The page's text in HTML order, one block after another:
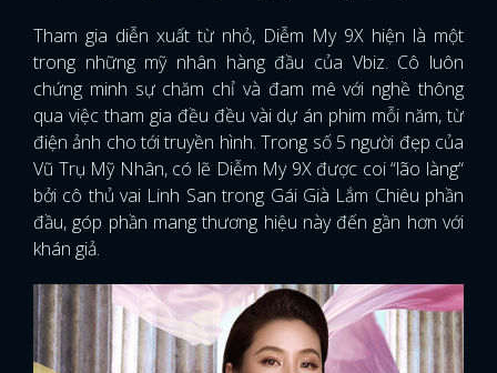
Tham gia diễn xuất từ nhỏ, Diễm My 9X hiện là một
trong những mỹ nhân hàng đầu của Vbiz. Cô luôn
chứng minh sự chăm chỉ và đam mê với nghề thông
qua việc tham gia đều đều vài dự án phim mỗi năm, từ
điện ảnh cho tới truyền hình. Trong số 5 người đẹp của
Vũ Trụ Mỹ Nhân, có lẽ Diễm My 9X được coi “lão làng“
bởi cô thủ vai Linh San trong Gái Già Lắm Chiêu phần
đầu, góp phần mang thương hiệu này đến gần hơn với
khán giả.